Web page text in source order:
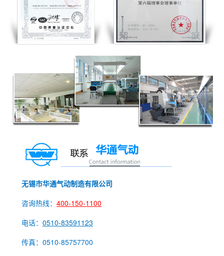
无锡市华通气动制造有限公司
咨询热线： 400-150-1100
电话： 0510-83591123
传真：0510-85757700